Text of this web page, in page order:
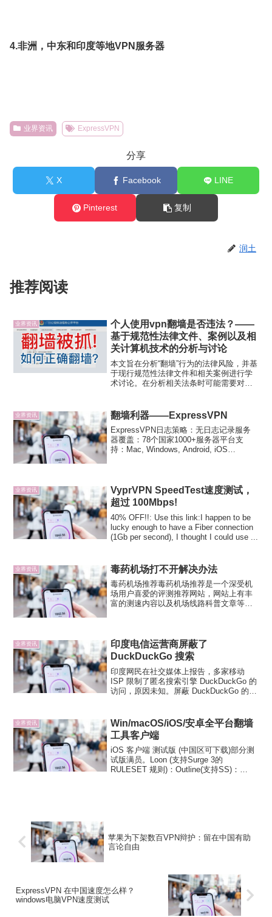
4.非洲，中东和印度等地VPN服务器
业界资讯 ExpressVPN
分享
X Facebook LINE
Pinterest 复制
润土
推荐阅读
业界资讯
个人使用vpn翻墙是否违法？——
基于规范性法律文件、案例以及相
关计算机技术的分析与讨论
本文旨在分析“翻墙”行为的法律风险，并基
于现行规范性法律文件和相关案例进行学
术讨论。在分析相关法条时可能需要对部
介绍。另，本文讨论的一切“XXX合法与违
法”问题，分...
业界资讯 翻墙利器——ExpressVPN
ExpressVPN日志策略：无日志记录服务
器覆盖：78个国家1000+服务器平台支
持：Mac, Windows, Android, iOS
业界资讯
VyprVPN SpeedTest速度测试，
超过 100Mbps!
40% OFF!!: Use this link:I happen to be
lucky enough to have a Fiber connection
(1Gb per second), I thought I could use ...
业界资讯 毒药机场打不开解决办法
毒药机场推荐毒药机场推荐是一个深受机
场用户喜爱的评测推荐网站，网站上有丰
富的测速内容以及机场线路科普文章等
考的宽带测速。毒药机场官网：毒...
业界资讯
印度电信运营商屏蔽了
DuckDuckGo 搜索
印度网民在社交媒体上报告，多家移动
ISP 限制了匿名搜索引擎 DuckDuckGo 的
访问，原因未知。屏蔽 DuckDuckGo 的移
业界资讯
Win/macOS/iOS/安卓全平台翻墙
工具客户端
iOS 客户端 测试版 (中国区可下载)部分测
试版满员。Loon (支持Surge 3的
RULESET 规则)：Outline(支持SS)：
苹果为下架数百VPN辩护：留在中国有助
言论自由
ExpressVPN 在中国速度怎么样？
windows电脑VPN速度测试